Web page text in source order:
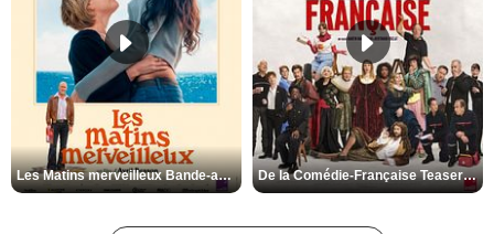
Les Matins merveilleux Bande-annonce VF De la Comédie-Française Teaser VF